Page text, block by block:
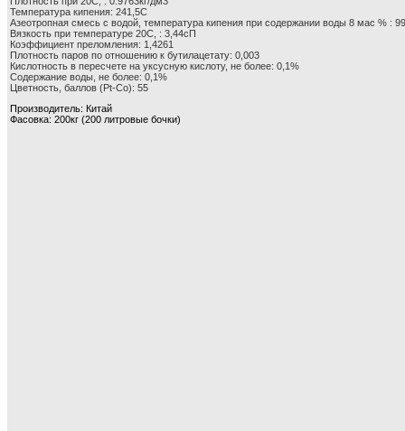
Температура кипения: 241,5С
Азеотропная смесь с водой, температура кипения при содержании воды 8 мас % :
Вязкость при температуре 20С, : 3,44сП
Коэффициент преломления: 1,4261
Плотность паров по отношению к бутилацетату: 0,003
Кислотность в пересчете на уксусную кислоту, не более: 0,1%
Содержание воды, не более: 0,1%
Цветность, баллов (Pt-Co): 55
Производитель: Китай
Фасовка: 200кг (200 литровые бочки)